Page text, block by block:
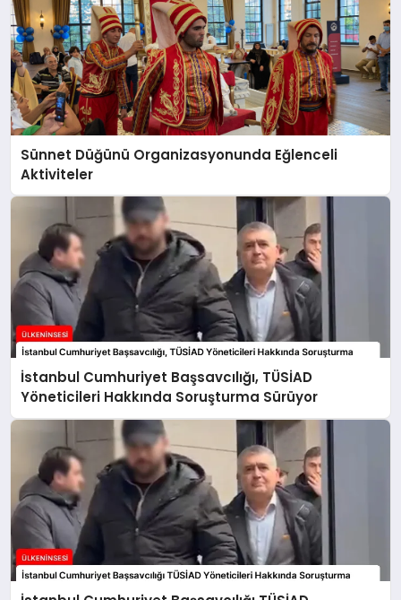
Sünnet Düğünü Organizasyonunda Eğlenceli
Aktiviteler
İstanbul Cumhuriyet Başsavcılığı, TÜSİAD
Yöneticileri Hakkında Soruşturma Sürüyor